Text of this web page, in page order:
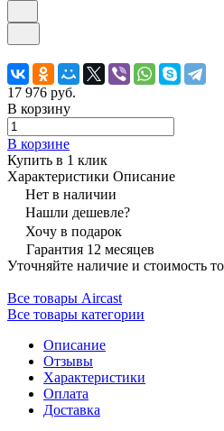
17 976 руб.
В корзину
В корзине
Купить в 1 клик
Характеристики Описание
Нет в наличии
Нашли дешевле?
Хочу в подарок
Гарантия 12 месяцев
Уточняйте наличие и стоимость
Все товары Aircast
Все товары категории
Описание
Отзывы
Характеристики
Оплата
Доставка